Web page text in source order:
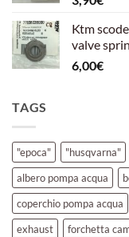
Ktm
valve
6,00€
TAGS
"epoca" "husqvarna"
albero pompa acqua
coperchio pompa acqua
exhaust
forchetta